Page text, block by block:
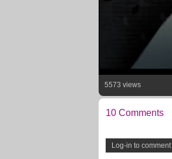
5573 views
10 Comments
Log-in to comment